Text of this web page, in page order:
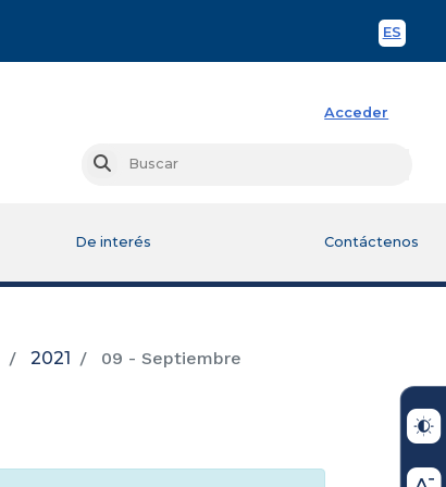
ES
Acceder
Buscar
De interés Contáctenos
2021 09 - Septiembre